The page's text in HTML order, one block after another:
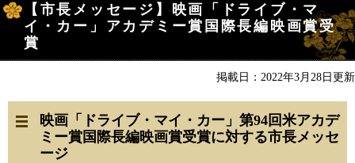
文
【市長メッセージ】映画「ドライブ・マ
イ・カー」アカデミー賞国際長編映画賞受
賞
掲載日：2022年3月28日更新
映画「ドライブ・マイ・カー」第94回米アカデ
ミー賞国際長編映画賞受賞に対する市長メッセ
ージ